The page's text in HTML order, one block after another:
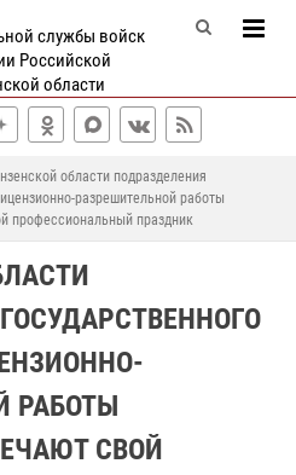
службы войск
Российской
области
области подразделения
разрешительной работы
профессиональный праздник
РАБОТЫ
СВОЙ